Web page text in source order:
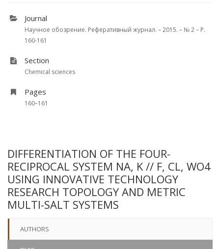
Journal
Научное обозрение. Реферативный журнал. – 2015. – № 2 – P.
160-161
Section
Chemical sciences
Pages
160–161
DIFFERENTIATION OF THE FOUR-
RECIPROCAL SYSTEM NA, K // F, CL, WO4
USING INNOVATIVE TECHNOLOGY
RESEARCH TOPOLOGY AND METRIC
MULTI-SALT SYSTEMS
AUTHORS